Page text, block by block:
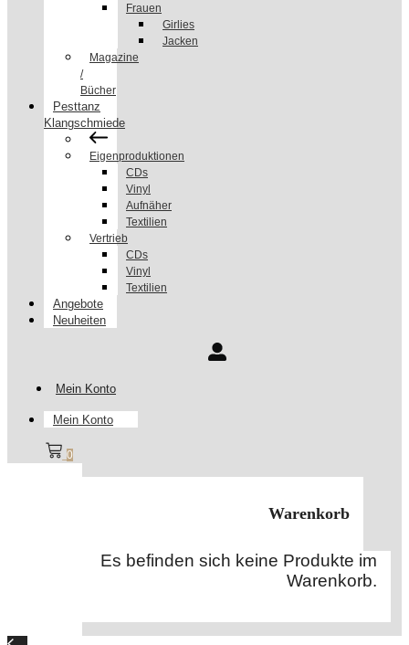
Frauen
Girlies
Jacken
Magazine
/
Bücher
Pesttanz
Klangschmiede
Eigenproduktionen
CDs
Vinyl
Aufnäher
Textilien
Vertrieb
CDs
Vinyl
Textilien
Angebote
Neuheiten
Mein Konto
Mein Konto
0
Warenkorb
Es befinden sich keine Produkte im
Warenkorb.